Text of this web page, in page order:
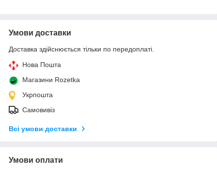
Умови доставки
Доставка здійснюється тільки по передоплаті.
Нова Пошта
Магазини Rozetka
Укрпошта
Самовивіз
Всі умови доставки
Умови оплати